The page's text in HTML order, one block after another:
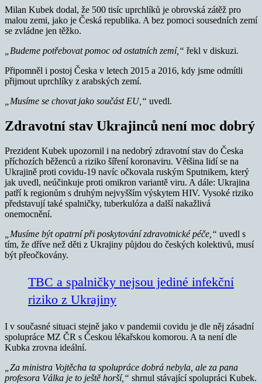
Milan Kubek dodal, že 500 tisíc uprchlíků je obrovská zátěž pro
malou zemi, jako je Česká republika. A bez pomoci sousedních zemí
se zvládne jen těžko.
„Budeme potřebovat pomoc od ostatních zemí,“ řekl v diskuzi.
Připomněl i postoj Česka v letech 2015 a 2016, kdy jsme odmítli
přijmout uprchlíky z arabských zemí.
„Musíme se chovat jako součást EU,“ uvedl.
Zdravotní stav Ukrajinců není moc dobrý
Prezident Kubek upozornil i na nedobrý zdravotní stav do Česka
příchozích běženců a riziko šíření koronaviru. Většina lidí se na
Ukrajině proti covidu-19 navíc očkovala ruským Sputnikem, který
jak uvedl, neúčinkuje proti omikron variantě viru. A dále: Ukrajina
patří k regionům s druhým nejvyšším výskytem HIV. Vysoké riziko
představují také spalničky, tuberkulóza a další nakažlivá
onemocnění.
„Musíme být opatrní při poskytování zdravotnické péče,“ uvedl s
tím, že dříve než děti z Ukrajiny půjdou do českých kolektivů, musí
být přeočkovány.
TBC a spalničky nejsou jediné infekční
riziko z Ukrajiny
I v současné situaci stejně jako v pandemii covidu je dle něj zásadní
spolupráce MZ ČR s Českou lékařskou komorou. A ta není dle
Kubka zrovna ideální.
„Za ministra Vojtěcha ta spolupráce dobrá nebyla, ale za pana
profesora Válka je to ještě horší,“ shrnul stávající spolupráci Kubek.